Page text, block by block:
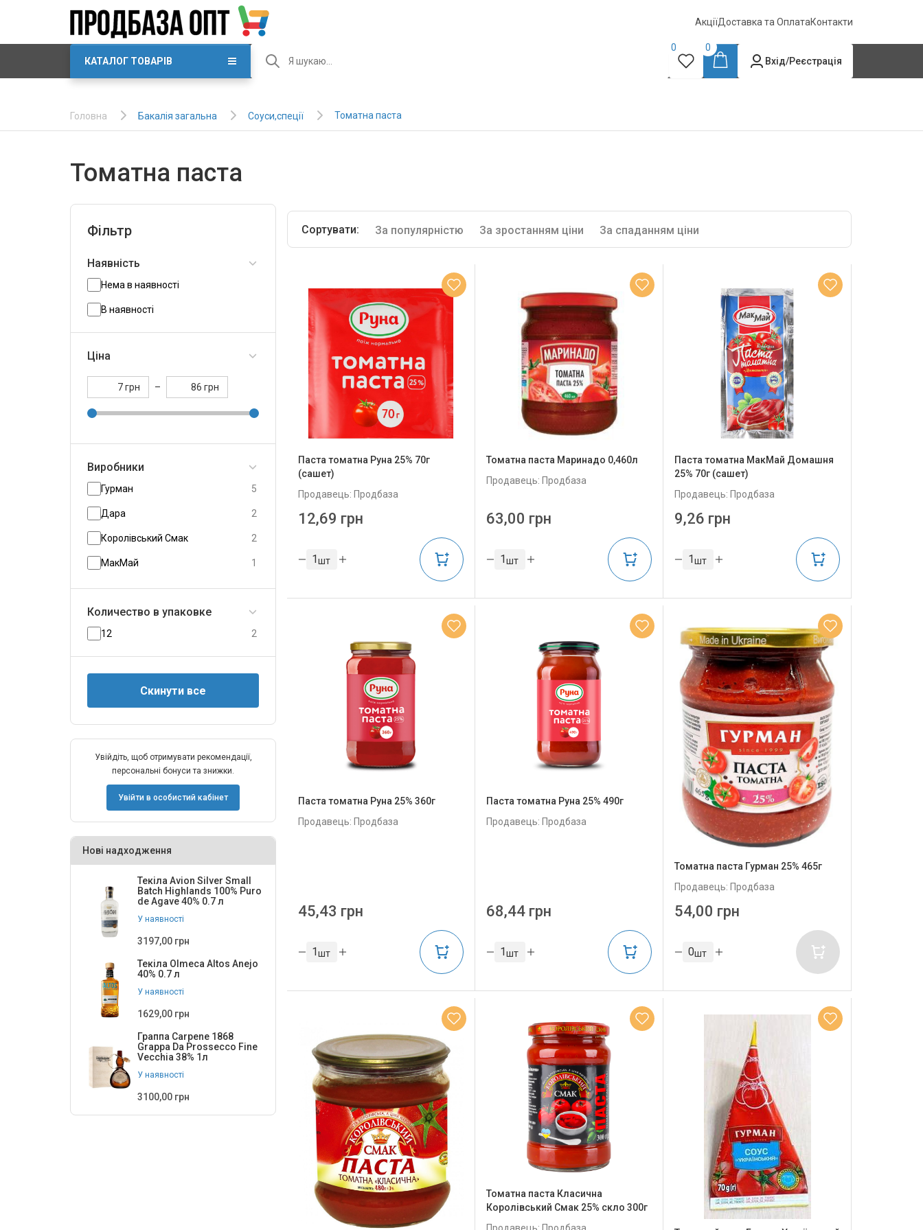
АкціїДоставка та ОплатаКонтакти
КАТАЛОГ ТОВАРІВ
0
0
Вхід/Реєстрація
Головна Бакалія загальна Соуси,спеції Томатна паста
Томатна паста
Фільтр
Наявність
Нема в наявності
В наявності
Ціна
грн – грн
Виробники
Гурман 5
Дара 2
Королівський Смак 2
МакМай 1
Маринадо 1
Руна 3
Количество в упаковке
12 2
Увійдіть, щоб отримувати рекомендації,
персональні бонуси та знижки.
Увійти в особистий кабінет
Нові надходження
Текіла Avion Silver Small
Batch Highlands 100% Puro
de Agave 40% 0.7 л
У наявності
3197,00 грн
Текіла Olmeca Altos Anejo
40% 0.7 л
У наявності
1629,00 грн
Граппа Carpene 1868
Grappa Da Prossecco Fine
Vecchia 38% 1л
У наявності
3100,00 грн
Сортувати: За популярністю За зростанням ціни За спаданням ціни
Паста томатна Руна 25% 70г
(сашет)
Продавець: Продбаза
12,69 грн
шт
Томатна паста Маринадо 0,460л
Продавець: Продбаза
63,00 грн
шт
Паста томатна МакМай Домашня
25% 70г (сашет)
Продавець: Продбаза
9,26 грн
шт
Паста томатна Руна 25% 360г
Продавець: Продбаза
45,43 грн
шт
Паста томатна Руна 25% 490г
Продавець: Продбаза
68,44 грн
шт
Томатна паста Гурман 25% 465г
Продавець: Продбаза
54,00 грн
шт
Томатна паста Класична
Королівський Смак 25% скло 300г
Продавець: Продбаза